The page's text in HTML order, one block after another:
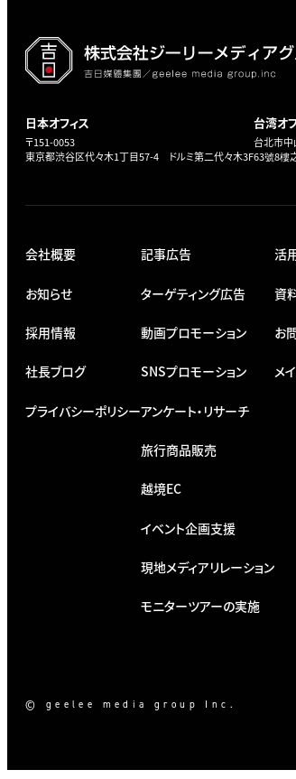
日本オフィス
〒151-0053
東京都渋谷区代々木1丁目57-4 ドルミ第二代々木3F
台湾オ
台北市
63號8樓
会社概要
お知らせ
採用情報
社長ブログ
プライバシーポリシー
記事広告
ターゲティング広告
動画プロモーション
SNSプロモーション
アンケート・リサーチ
旅行商品販売
越境EC
イベント企画支援
現地メディアリレーション
モニターツアーの実施
活
資
お
メ
© geelee media group Inc.